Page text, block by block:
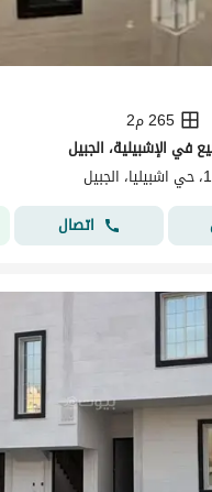
265 م2
في الإشبيلية، الجبيل
اتصال